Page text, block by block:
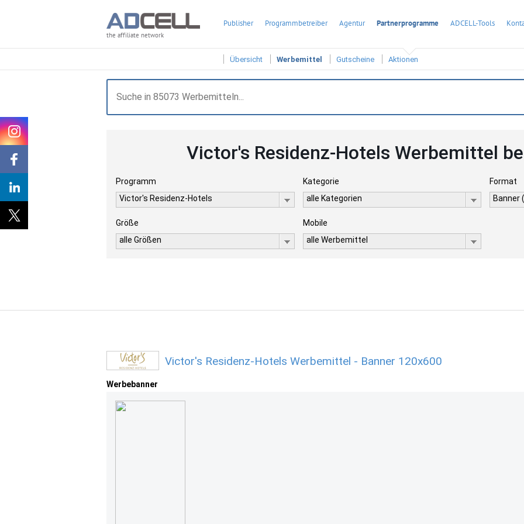
the affiliate network
Publisher Programmbetreiber Agentur Partnerprogramme ADCELL-Tools
Übersicht Werbemittel Gutscheine Aktionen
Victor's Residenz-Hotels Werbemittel
Programm
Victor's Residenz-Hotels
Kategorie
alle Kategorien
Format
Banner
Größe
alle Größen
Mobile
alle Werbemittel
Victor's Residenz-Hotels Werbemittel - Banner 120x600
Werbebanner